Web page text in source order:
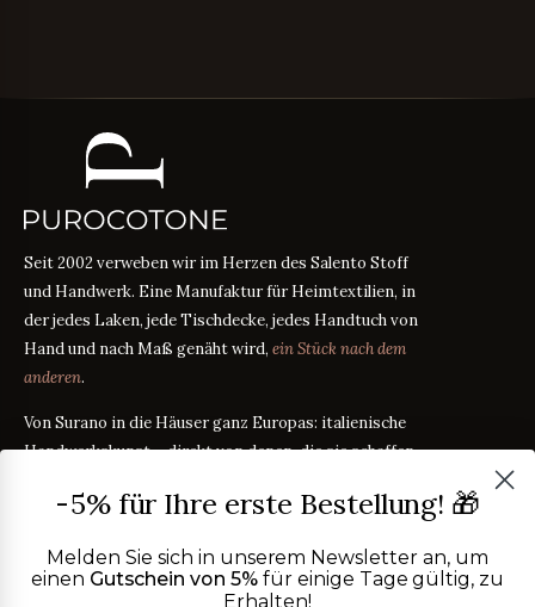
Seit 2002 verweben wir im Herzen des Salento Stoff
und Handwerk. Eine Manufaktur für Heimtextilien, in
der jedes Laken, jede Tischdecke, jedes Handtuch von
Hand und nach Maß genäht wird, ein Stück nach dem
anderen.
Von Surano in die Häuser ganz Europas: italienische
Handwerkskunst – direkt von denen, die sie schaffen,
PRODUKTE
-5% für Ihre erste Bestellung! 🎁
Melden Sie sich in unserem Newsletter an, um
einen Gutschein von 5% für einige Tage gültig, zu
Erhalten!